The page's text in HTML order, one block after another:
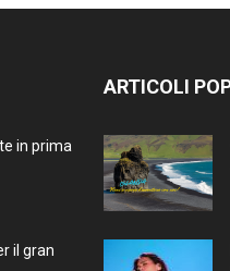
in prima
il gran
ARTICOLI